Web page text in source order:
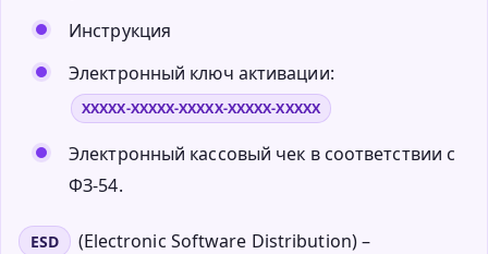
Инструкция
Электронный ключ активации:
XXXXX-XXXXX-XXXXX-XXXXX-XXXXX
Электронный кассовый чек в соответствии с
ФЗ-54.
ESD
(Electronic Software Distribution) –